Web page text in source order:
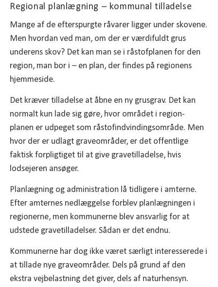
Regional planlægning – kommunal tilladelse
Mange af de efterspurgte råvarer ligger under skovene.
Men hvordan ved man, om der er værdifuldt grus
underens skov? Det kan man se i råstofplanen for den
region, man bor i – en plan, der findes på regionens
hjemmeside.
Det kræver tilladelse at åbne en ny grusgrav. Det kan
normalt kun lade sig gøre, hvor området i region-
planen er udpeget som råstofindvindingsområde. Men
hvor der er udlagt graveområder, er det offentlige
faktisk forpligtiget til at give gravetilladelse, hvis
lodsejeren ansøger.
Planlægning og administration lå tidligere i amterne.
Efter amternes nedlæggelse forblev planlægningen i
regionerne, men kommunerne blev ansvarlig for at
udstede gravetilladelser. Sådan er det endnu.
Kommunerne har dog ikke været særligt interesserede i
at tillade nye graveområder. Dels på grund af den
ekstra vejbelastning det giver, dels af naturhensyn.